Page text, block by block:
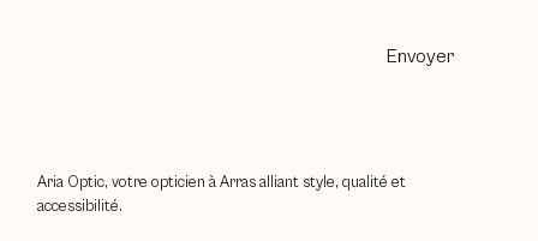
Envoyer
Aria Optic, votre opticien à Arras alliant style, qualité et
accessibilité.